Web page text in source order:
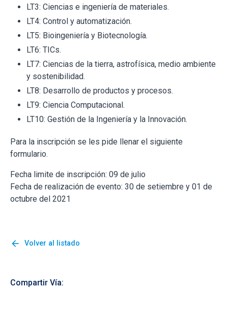
LT3: Ciencias e ingeniería de materiales.
LT4: Control y automatización.
LT5: Bioingeniería y Biotecnología.
LT6: TICs.
LT7: Ciencias de la tierra, astrofísica, medio ambiente
y sostenibilidad.
LT8: Desarrollo de productos y procesos.
LT9: Ciencia Computacional.
LT10: Gestión de la Ingeniería y la Innovación.
Para la inscripción se les pide llenar el siguiente
formulario.
Fecha limite de inscripción: 09 de julio
Fecha de realización de evento: 30 de setiembre y 01 de
octubre del 2021
arrow_back Volver al listado
Compartir Vía: